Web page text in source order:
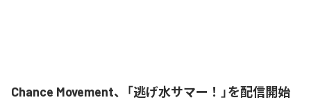
Chance Movement、「逃げ水サマー！」を配信開始